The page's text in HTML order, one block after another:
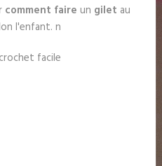
comment faire un gilet au
l'enfant. n